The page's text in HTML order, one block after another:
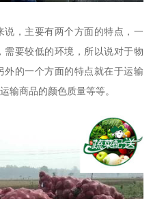
，主要有两个方面的特点，一
要较低的环境，所以说对于物
的一个方面的特点就在于运输
输商品的颜色质量等等。